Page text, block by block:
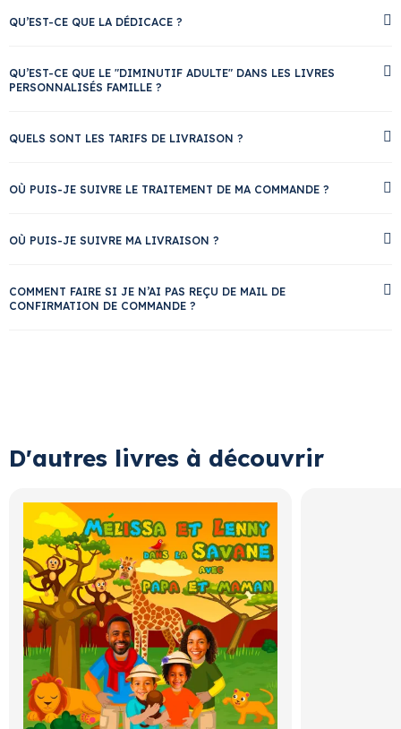
QU’EST-CE QUE LA DÉDICACE ?
QU’EST-CE QUE LE "DIMINUTIF ADULTE" DANS LES LIVRES
PERSONNALISÉS FAMILLE ?
QUELS SONT LES TARIFS DE LIVRAISON ?
OÙ PUIS-JE SUIVRE LE TRAITEMENT DE MA COMMANDE ?
OÙ PUIS-JE SUIVRE MA LIVRAISON ?
COMMENT FAIRE SI JE N’AI PAS REÇU DE MAIL DE
CONFIRMATION DE COMMANDE ?
D'autres livres à découvrir